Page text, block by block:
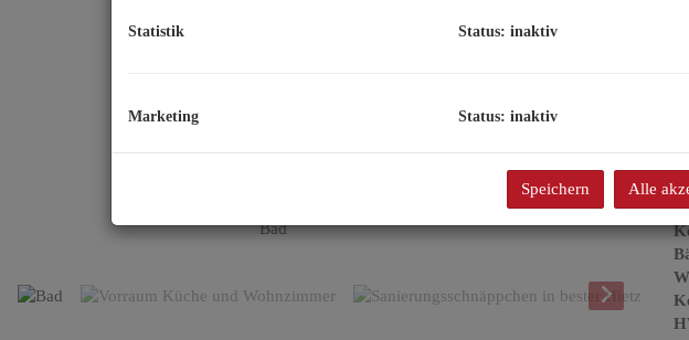
Bad
Statistik Status: inaktiv
Marketing Status: inaktiv
Speichern Alle